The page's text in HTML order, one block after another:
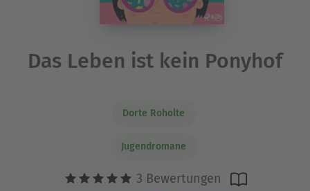
Das Leben ist kein Ponyhof
Dorte Roholte
Jugendromane
3 Bewertungen